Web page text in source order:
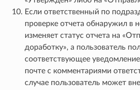
Если ответственный по
проверке отчета обнаружил в
изменяет статус отчета на
доработку», а пользователь
соответствующее
почте с комментариями
случае пользователь может